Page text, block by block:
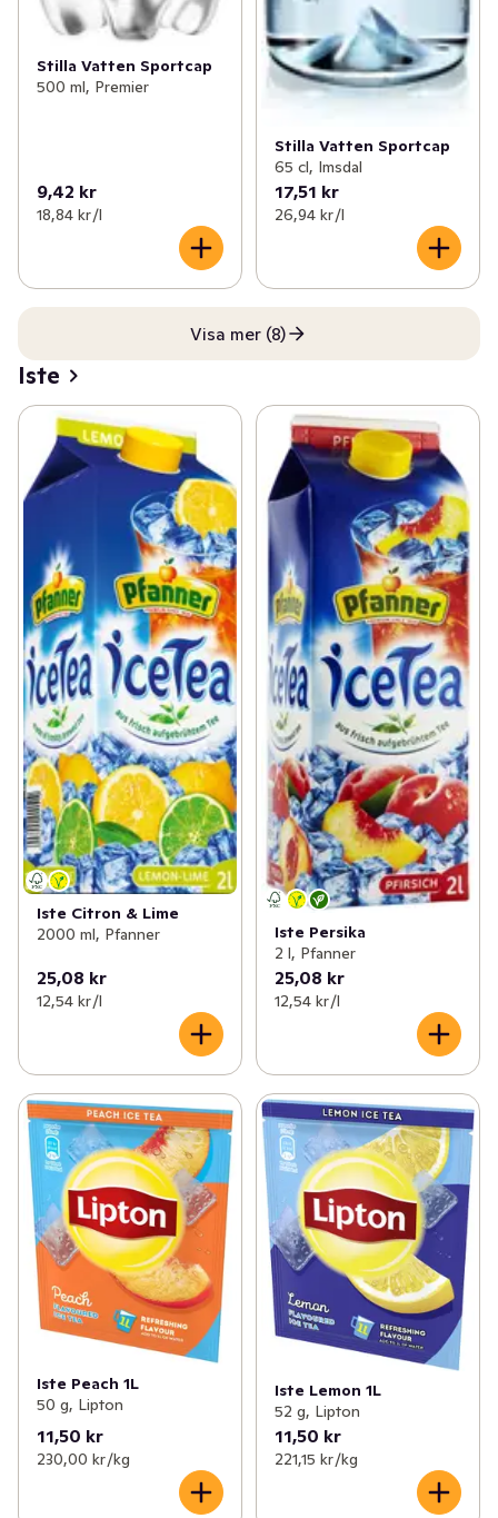
Stilla Vatten Sportcap
500 ml, Premier
9,42 kr
18,84 kr /l
Stilla Vatten Sportcap
65 cl, Imsdal
17,51 kr
26,94 kr /l
Visa mer (8)
Iste
Iste Citron & Lime
2000 ml, Pfanner
25,08 kr
12,54 kr /l
Iste Persika
2 l, Pfanner
25,08 kr
12,54 kr /l
Iste Peach 1L
50 g, Lipton
11,50 kr
230,00 kr /kg
Iste Lemon 1L
52 g, Lipton
11,50 kr
221,15 kr /kg